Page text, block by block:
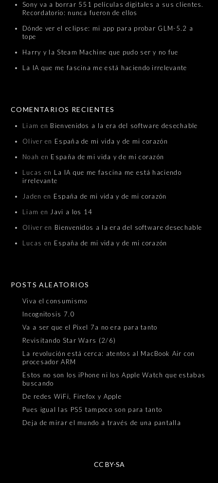
Sony va a borrar 551 películas digitales a sus clientes.
Recordatorio: nunca fueron de ellos
Dónde ver el eclipse: mi app para probar GLM-5.2 a
tope
Harry y la Steam Machine que pudo ser y no fue
La IA que me fascina me está haciendo irrelevante
COMENTARIOS RECIENTES
Liam en Bienvenidos a la era del software desechable
Oliver en España de mi vida y de mi corazón
Noah en España de mi vida y de mi corazón
Lucas en La IA que me fascina me está haciendo
irrelevante
Jaden en España de mi vida y de mi corazón
Liam en Javi a los 14
Oliver en Bienvenidos a la era del software desechable
Lucas en España de mi vida y de mi corazón
POSTS ALEATORIOS
Viva el consumismo
Incognitosis 7.0
Va a ser que el Pixel 7a no era para tanto
Revisitando Star Wars (2/6)
La revolución está cerca: atentos al MacBook Air con
procesador ARM
Estos no son los iPhone ni los Apple Watch que estabas
buscando
De redes WiFi, Firefox y Apple
Pues igual las PS5 tampoco son para tanto
Deja de mirar el mundo a través de una pantalla
CC BY-SA